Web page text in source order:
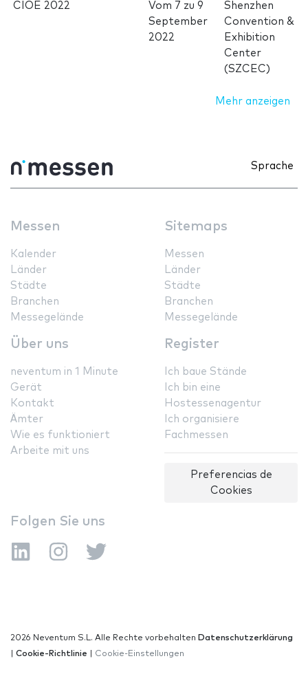
CIOE 2022 Vom 7 zu9
September
2022
Shenzhen
Convention &
Exhibition
Center
(SZCEC)
Mehr anzeigen
Sprache
Messen
Kalender
Länder
Städte
Branchen
Messegelände
Sitemaps
Messen
Länder
Städte
Branchen
Messegelände
Über uns
neventum in 1 Minute
Gerät
Kontakt
Ämter
Wie es funktioniert
Arbeite mit uns
Register
Ich baue Stände
Ich bin eine
Hostessenagentur
Ich organisiere
Fachmessen
Preferencias de
Cookies
Folgen Sie uns
2026 Neventum S.L. Alle Rechte vorbehalten Datenschutzerklärung
Cookie-Richtlinie Cookie-Einstellungen